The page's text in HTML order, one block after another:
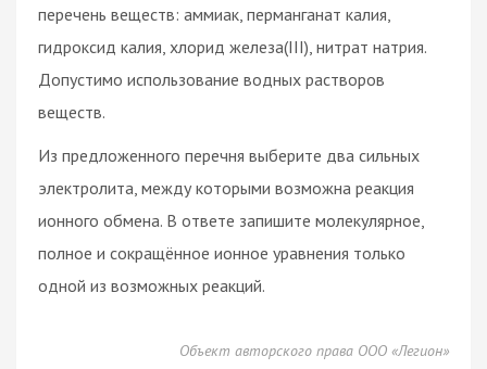
перечень веществ: аммиак, перманганат калия,
гидроксид калия, хлорид железа(III), нитрат натрия.
Допустимо использование водных растворов
веществ.
Из предложенного перечня выберите два сильных
электролита, между которыми возможна реакция
ионного обмена. В ответе запишите молекулярное,
полное и сокращённое ионное уравнения только
одной из возможных реакций.
Объект авторского права ООО «Легион»